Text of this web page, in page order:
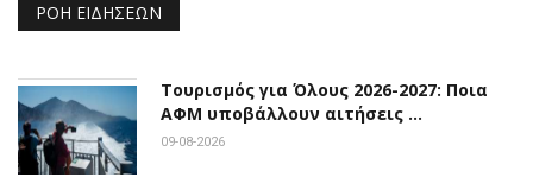
ΡΟΉ ΕΙΔΉΣΕΩΝ
Τουρισμός για Όλους 2026-2027: Ποια
ΑΦΜ υποβάλλουν αιτήσεις …
09-08-2026